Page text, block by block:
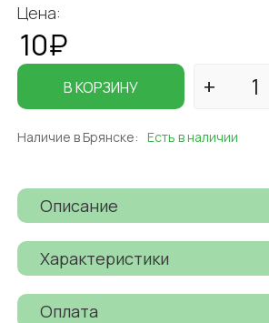
Цена:
10₽
В КОРЗИНУ
Наличие в Брянске: Есть в наличии
Описание
Характеристики
Оплата